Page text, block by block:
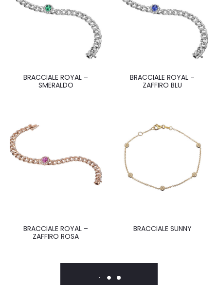
BRACCIALE ROYAL –
SMERALDO
BRACCIALE ROYAL –
ZAFFIRO BLU
BRACCIALE ROYAL –
ZAFFIRO ROSA
BRACCIALE SUNNY